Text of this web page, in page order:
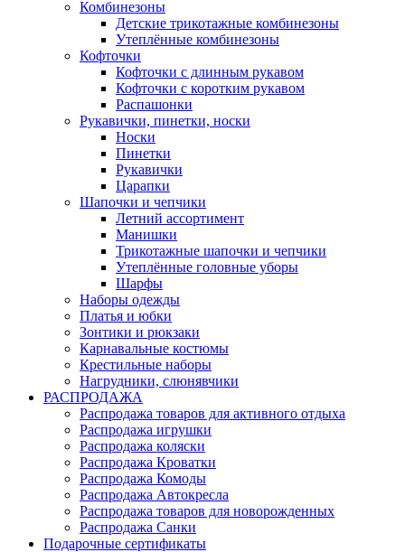
Комбинезоны
Детские трикотажные комбинезоны
Утеплённые комбинезоны
Кофточки
Кофточки с длинным рукавом
Кофточки с коротким рукавом
Распашонки
Рукавички, пинетки, носки
Носки
Пинетки
Рукавички
Царапки
Шапочки и чепчики
Летний ассортимент
Манишки
Трикотажные шапочки и чепчики
Утеплённые головные уборы
Шарфы
Наборы одежды
Платья и юбки
Зонтики и рюкзаки
Карнавальные костюмы
Крестильные наборы
Нагрудники, слюнявчики
РАСПРОДАЖА
Распродажа товаров для активного отдыха
Распродажа игрушки
Распродажа коляски
Распродажа Кроватки
Распродажа Комоды
Распродажа Автокресла
Распродажа товаров для новорожденных
Распродажа Санки
Подарочные сертификаты